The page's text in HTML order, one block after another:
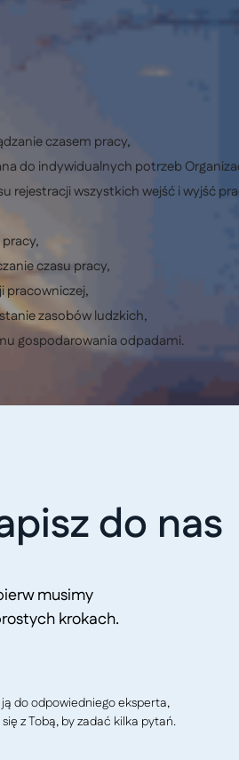
czasem pracy,
do indywidualnych potrzeb
rejestracji wszystkich wejść i wyjść
czasu pracy,
pracowniczej,
zasobów ludzkich,
gospodarowania odpadami.
do nas
musimy
krokach.
do odpowiedniego eksperta,
z Tobą, by zadać kilka pytań.